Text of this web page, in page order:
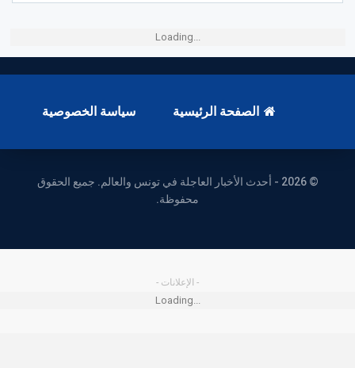
Loading...
الصفحة الرئيسية سياسة الخصوصية
© 2026 - أحدث الأخبار العاجلة في تونس والعالم. جميع الحقوق
محفوظة.
- الإعلانات -
Loading...